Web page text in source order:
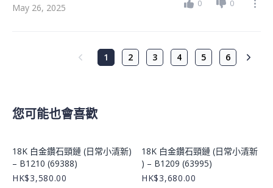
May 26, 2025 0 0
1 2 3 4 5 6
您可能也會喜歡
Product Image
18K 白金鑽石頸鏈 (日常小清新)
– B1210 (69388)
HK$3,580.00
Product Image
18K 白金鑽石頸鏈 (日常小清新
) – B1209 (63995)
HK$3,680.00